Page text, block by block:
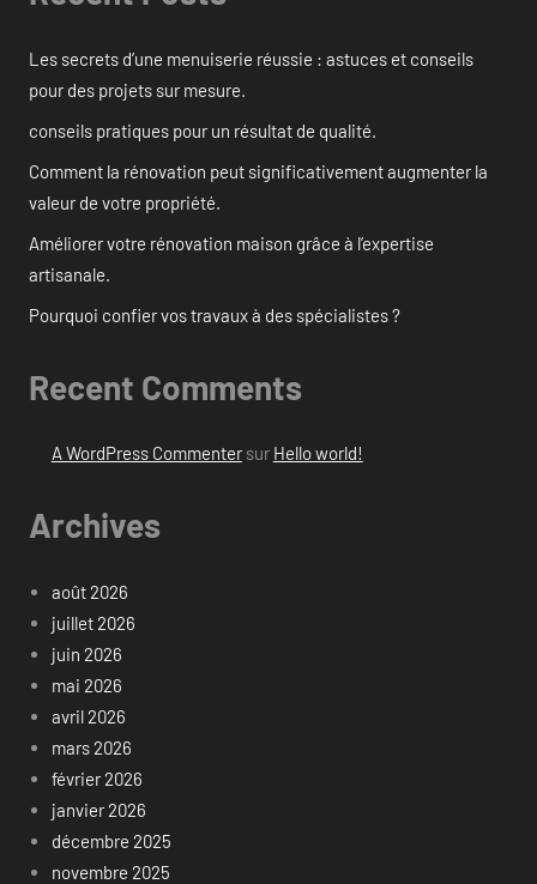
Les secrets d’une menuiserie réussie : astuces et conseils
pour des projets sur mesure.
conseils pratiques pour un résultat de qualité.
Comment la rénovation peut significativement augmenter la
valeur de votre propriété.
Améliorer votre rénovation maison grâce à l’expertise
artisanale.
Pourquoi confier vos travaux à des spécialistes ?
Recent Comments
A WordPress Commentersur Hello world!
Archives
août 2026
juillet 2026
juin 2026
mai 2026
avril 2026
mars 2026
février 2026
janvier 2026
décembre 2025
novembre 2025